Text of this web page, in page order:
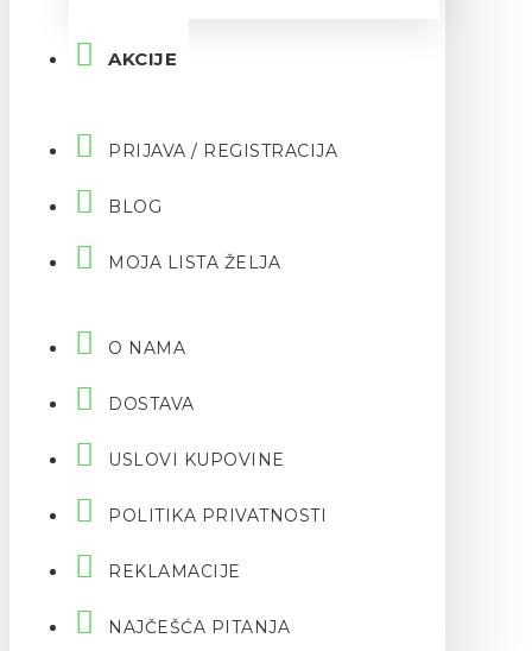
AKCIJE
PRIJAVA / REGISTRACIJA
BLOG
MOJA LISTA ŽELJA
O NAMA
DOSTAVA
USLOVI KUPOVINE
POLITIKA PRIVATNOSTI
REKLAMACIJE
NAJČEŠĆA PITANJA